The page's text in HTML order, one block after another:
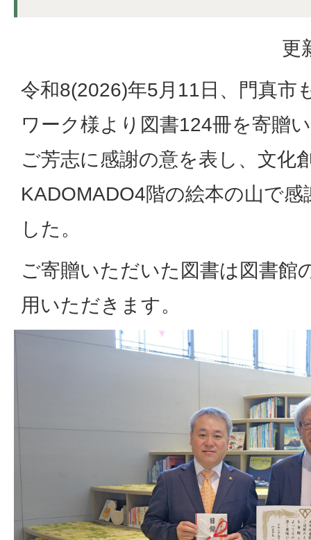
更
令和8(2026)年5月11日、門真市
ワーク様より図書124冊を寄贈
ご芳志に感謝の意を表し、文化
KADOMADO4階の絵本の山で
した。
ご寄贈いただいた図書は図書館
用いただきます。